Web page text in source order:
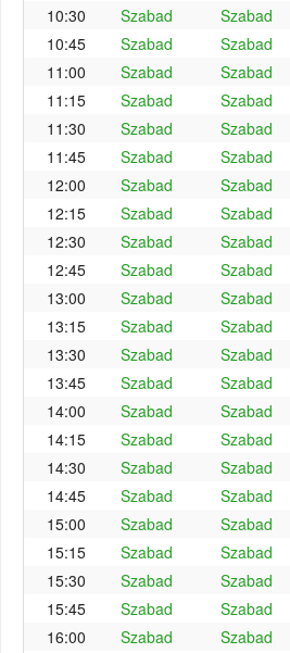
10:30
Szabad Szabad
10:45
Szabad Szabad
11:00
Szabad Szabad
11:15
Szabad Szabad
11:30
Szabad Szabad
11:45
Szabad Szabad
12:00
Szabad Szabad
12:15
Szabad Szabad
12:30
Szabad Szabad
12:45
Szabad Szabad
13:00
Szabad Szabad
13:15
Szabad Szabad
13:30
Szabad Szabad
13:45
Szabad Szabad
14:00
Szabad Szabad
14:15
Szabad Szabad
14:30
Szabad Szabad
14:45
Szabad Szabad
15:00
Szabad Szabad
15:15
Szabad Szabad
15:30
Szabad Szabad
15:45
Szabad Szabad
16:00
Szabad Szabad